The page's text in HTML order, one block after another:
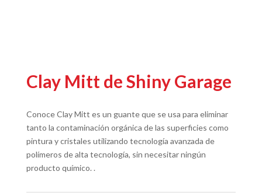
Clay Mitt de Shiny Garage
Conoce Clay Mitt es un guante que se usa para eliminar
tanto la contaminación orgánica de las superficies como
pintura y cristales utilizando tecnología avanzada de
polímeros de alta tecnología, sin necesitar ningún
producto químico. .